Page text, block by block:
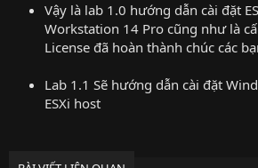
Vậy là lab 1.0 hướng dẫn cài đặt
Workstation 14 Pro cũng như là
License đã hoàn thành chúc các
Lab 1.1 Sẽ hướng dẫn cài đặt
ESXi host